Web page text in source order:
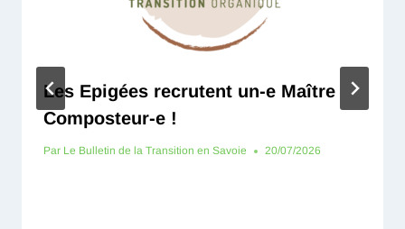
Les Epigées recrutent un-e Maître
Composteur-e !
Par Le Bulletin de la Transition en Savoie 20/07/2026